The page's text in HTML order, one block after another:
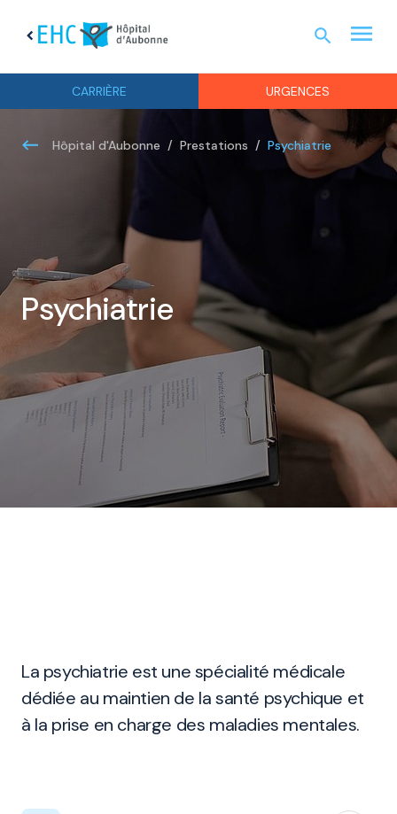
chevron_left
CARRIÈRE URGENCES
search menu
Hôpital d'Aubonne Prestations Psychiatrie
Psychiatrie
La psychiatrie est une spécialité médicale
dédiée au maintien de la santé psychique et
à la prise en charge des maladies mentales.